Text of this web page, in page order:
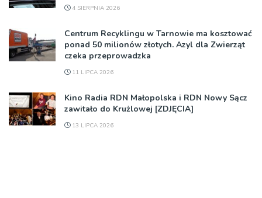
4 SIERPNIA 2026
Centrum Recyklingu w Tarnowie ma kosztować
ponad 50 milionów złotych. Azyl dla Zwierząt
czeka przeprowadzka
11 LIPCA 2026
Kino Radia RDN Małopolska i RDN Nowy Sącz
zawitało do Krużlowej [ZDJĘCIA]
13 LIPCA 2026